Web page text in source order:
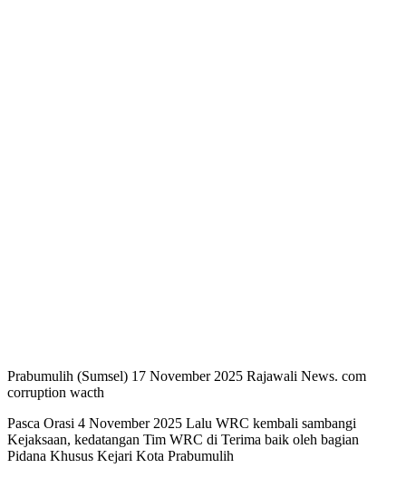
Prabumulih (Sumsel) 17 November 2025 Rajawali News. com
corruption wacth
Pasca Orasi 4 November 2025 Lalu WRC kembali sambangi
Kejaksaan, kedatangan Tim WRC di Terima baik oleh bagian
Pidana Khusus Kejari Kota Prabumulih